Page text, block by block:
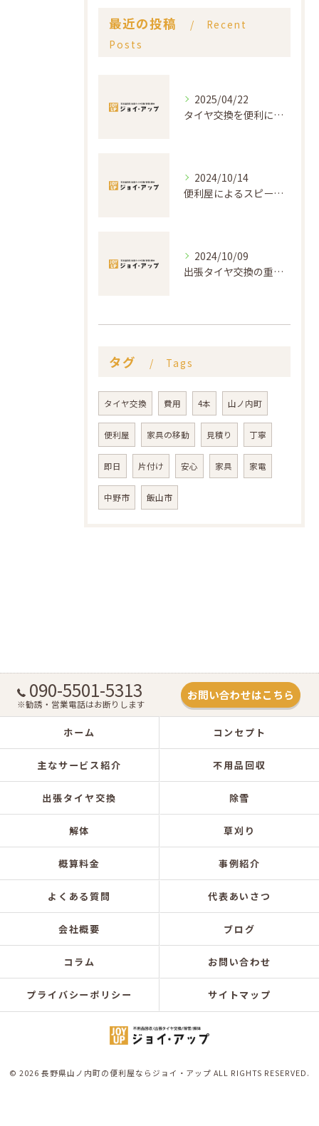
最近の投稿
Recent
Posts
2025/04/22
タイヤ交換を便利にするサービスの活用法
2024/10/14
便利屋によるスピーディーな出張タイヤ交換の利点
2024/10/09
出張タイヤ交換の重要なポイントと実績
タグ Tags
タイヤ交換 費用 4本 山ノ内町
便利屋 家具の移動 見積り 丁寧
即日 片付け 安心 家具 家電
中野市 飯山市
090-5501-5313
※勧誘・営業電話はお断りします
お問い合わせはこちら
ホーム コンセプト
主なサービス紹介 不用品回収
出張タイヤ交換 除雪
解体 草刈り
概算料金 事例紹介
よくある質問 代表あいさつ
会社概要 ブログ
コラム お問い合わせ
プライバシーポリシー サイトマップ
© 2026 長野県山ノ内町の便利屋ならジョイ・アップ ALL RIGHTS RESERVED.